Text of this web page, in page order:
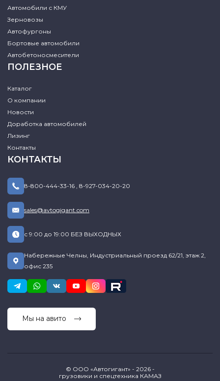
Автомобили с КМУ
Зерновозы
Автофургоны
Бортовые автомобили
Автобетоносмесители
ПОЛЕЗНОЕ
Каталог
О компании
Новости
Доработка автомобилей
Лизинг
Контакты
КОНТАКТЫ
8-800-444-33-16 8-927-034-20-20
sales@avtogigant.com
с 9:00 до 19:00 БЕЗ ВЫХОДНЫХ
Набережные Челны, Индустриальный проезд 62/21, этаж 2,
офис 235
Мы на авито
© ООО «Автогигант» - 2026 -
грузовики и спецтехника КАМАЗ